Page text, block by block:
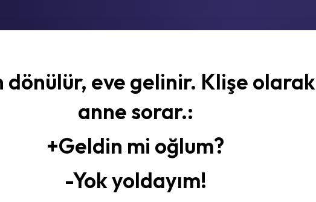
dönülür, eve gelinir. Klişe olarak
anne sorar.:
+Geldin mi oğlum?
-Yok yoldayım!